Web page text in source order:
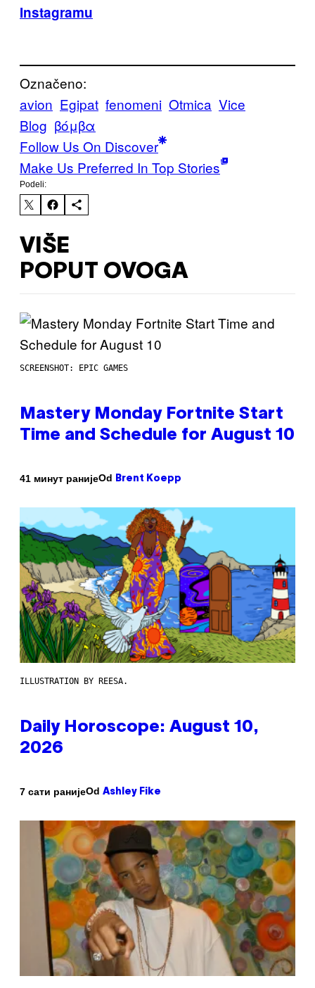
Instagramu
Označeno:
avion Egipat fenomeni Otmica Vice
Blog βόμβα
Follow Us On Discover
Make Us Preferred In Top Stories
Podeli:
VIŠE
POPUT OVOGA
SCREENSHOT: EPIC GAMES
Mastery Monday Fortnite Start
Time and Schedule for August 10
41 минут ранијеOd Brent Koepp
ILLUSTRATION BY REESA.
Daily Horoscope: August 10,
2026
7 сати ранијеOd Ashley Fike